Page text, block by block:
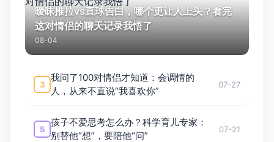
暧昧推拉vs直球告白，哪个更让人上头？看完
这对情侣的聊天记录我悟了
08-04
3
我问了100对情侣才知道：会调情的
人，从来不直说“我喜欢你”
07-27
5
孩子不爱思考怎么办？科学育儿专家：
别替他“想”，要陪他“问”
07-21